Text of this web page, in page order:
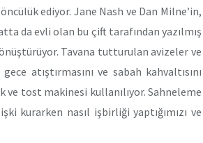
ediyor. Jane Nash ve Dan Milne’in,
da evli olan bu çift tarafından yazılmış
Tavana tutturulan avizeler ve
atıştırmasını ve sabah kahvaltısını
tost makinesi kullanılıyor. Sahneleme
kurarken nasıl işbirliği yaptığımızı ve